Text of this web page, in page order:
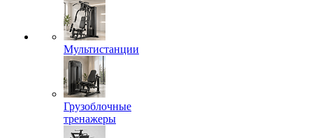
Мультистанции
Грузоблочные
тренажеры